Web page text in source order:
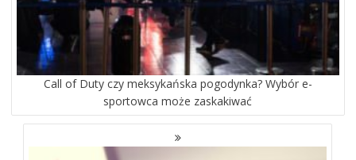
Call of Duty czy meksykańska pogodynka? Wybór e-
sportowca może zaskakiwać